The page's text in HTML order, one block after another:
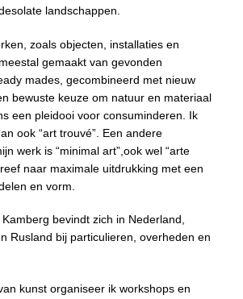
landschappen.
zoals objecten, installaties en
gemaakt van gevonden
mades, gecombineerd met nieuw
bewuste keuze om natuur en materiaal
een pleidooi voor consuminderen. Ik
ook “art trouvé”. Een andere
werk is “minimal art”,ook wel “arte
naar maximale uitdrukking met een
en vorm.
bevindt zich in Nederland,
Rusland bij particulieren, overheden en
kunst organiseer ik workshops en